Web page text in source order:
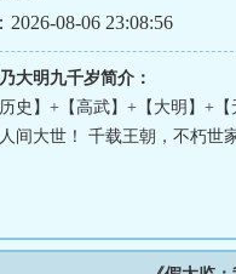
08-06 23:08:56
大明九千岁简介：
历史】+【高武】+【大明】+
间大世！ 千载王朝，不朽世